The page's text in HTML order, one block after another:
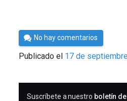
Por
César
Tomé
No hay comentarios
Publicado el 17 de
SUSCRIBIRME
Suscríbete a nuestro boletín